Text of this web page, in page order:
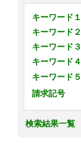
キーワード１
キーワード２
キーワード３
キーワード４
キーワード５
請求記号
検索結果一覧